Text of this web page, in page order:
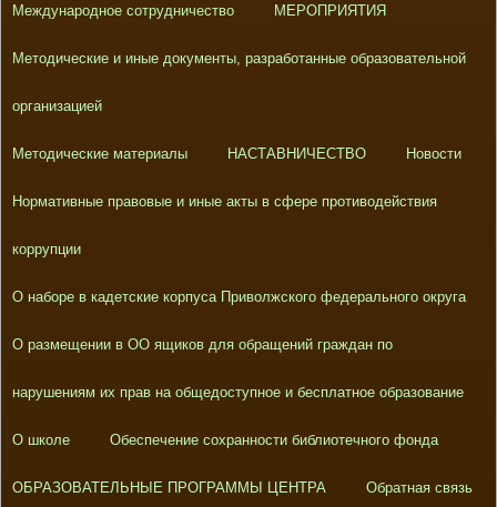
Международное сотрудничество МЕРОПРИЯТИЯ
Методические и иные документы, разработанные образовательной
организацией
Методические материалы НАСТАВНИЧЕСТВО Новости
Нормативные правовые и иные акты в сфере противодействия
коррупции
О наборе в кадетские корпуса Приволжского федерального округа
О размещении в ОО ящиков для обращений граждан по
нарушениям их прав на общедоступное и бесплатное образование
О школе Обеспечение сохранности библиотечного фонда
ОБРАЗОВАТЕЛЬНЫЕ ПРОГРАММЫ ЦЕНТРА Обратная связь